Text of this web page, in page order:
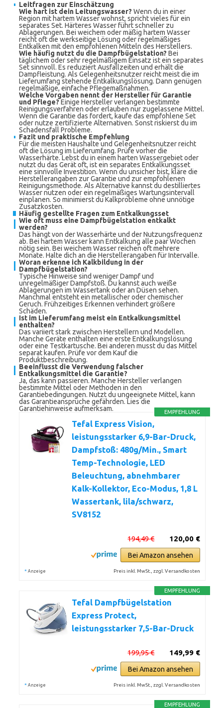
Leitfragen zur Einschätzung
Wie hart ist dein Leitungswasser? Wenn du in einer
Region mit hartem Wasser wohnst, spricht vieles für ein
separates Set. Härteres Wasser führt schneller zu
Ablagerungen. Bei weichem oder mäßig hartem Wasser
reicht oft die werkseitige Lösung oder regelmäßiges
Entkalken mit den empfohlenen Mitteln des Herstellers.
Wie häufig nutzt du die Dampfbügelstation? Bei
täglichem oder sehr regelmäßigem Einsatz ist ein separates
Set sinnvoll. Es reduziert Ausfallzeiten und erhält die
Dampfleistung. Als Gelegenheitsnutzer reicht meist die im
Lieferumfang stehende Entkalkungslösung. Dann genügen
regelmäßige, einfache Pflegemaßnahmen.
Welche Vorgaben nennt der Hersteller für Garantie
und Pflege? Einige Hersteller verlangen bestimmte
Reinigungsverfahren oder erlauben nur zugelassene Mittel.
Wenn die Garantie das fordert, kaufe das empfohlene Set
oder nutze zertifizierte Alternativen. Sonst riskierst du im
Schadensfall Probleme.
Fazit und praktische Empfehlung
Für die meisten Haushalte und Gelegenheitsnutzer reicht
oft die Lösung im Lieferumfang. Prüfe vorher die
Wasserhärte. Lebst du in einem harten Wassergebiet oder
nutzt du das Gerät oft, ist ein separates Entkalkungsset
eine sinnvolle Investition. Wenn du unsicher bist, kläre die
Herstellerangaben zur Garantie und zur empfohlenen
Reinigungsmethode. Als Alternative kannst du destilliertes
Wasser nutzen oder ein regelmäßiges Wartungsintervall
einplanen. So minimierst du Kalkprobleme ohne unnötige
Zusatzkosten.
Häufig gestellte Fragen zum Entkalkungsset
Wie oft muss eine Dampfbügelstation entkalkt
werden?
Das hängt von der Wasserhärte und der Nutzungsfrequenz
ab. Bei hartem Wasser kann Entkalkung alle paar Wochen
nötig sein. Bei weichem Wasser reichen oft mehrere
Monate. Halte dich an die Herstellerangaben für Intervalle.
Woran erkenne ich Kalkbildung in der
Dampfbügelstation?
Typische Hinweise sind weniger Dampf und
unregelmäßiger Dampfstoß. Du kannst auch weiße
Ablagerungen im Wassertank oder an Düsen sehen.
Manchmal entsteht ein metallischer oder chemischer
Geruch. Frühzeitiges Erkennen verhindert größere
Schäden.
Ist im Lieferumfang meist ein Entkalkungsmittel
enthalten?
Das variiert stark zwischen Herstellern und Modellen.
Manche Geräte enthalten eine erste Entkalkungslösung
oder eine Testkartusche. Bei anderen musst du das Mittel
separat kaufen. Prüfe vor dem Kauf die
Produktbeschreibung.
Beeinflusst die Verwendung falscher
Entkalkungsmittel die Garantie?
Ja, das kann passieren. Manche Hersteller verlangen
bestimmte Mittel oder Methoden in den
Garantiebedingungen. Nutzt du ungeeignete Mittel, kann
das Garantieansprüche gefährden. Lies die
Garantiehinweise aufmerksam.
EMPFEHLUNG
Tefal Express Vision,
leistungsstarker 6,9-Bar-Druck,
Dampfstoß: 480g/Min., Smart
Temp-Technologie, LED
Beleuchtung, abnehmbarer
Kalk-Kollektor, Eco-Modus, 1,8 L
Wassertank, lila/schwarz,
SV8152
120,00 €
194,49 €
Bei Amazon ansehen
* Anzeige Preis inkl. MwSt., zzgl. Versandkosten
EMPFEHLUNG
Tefal Dampfbügelstation
Express Protect,
leistungsstarker 7,5-Bar-Druck
149,99 €
199,95 €
Bei Amazon ansehen
* Anzeige Preis inkl. MwSt., zzgl. Versandkosten
EMPFEHLUNG